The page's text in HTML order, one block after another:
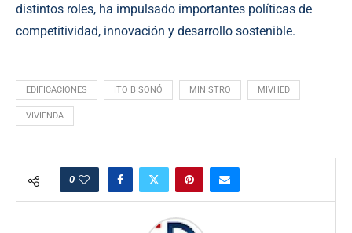
distintos roles, ha impulsado importantes políticas de
competitividad, innovación y desarrollo sostenible.
EDIFICACIONES ITO BISONÓ MINISTRO MIVHED
VIVIENDA
0